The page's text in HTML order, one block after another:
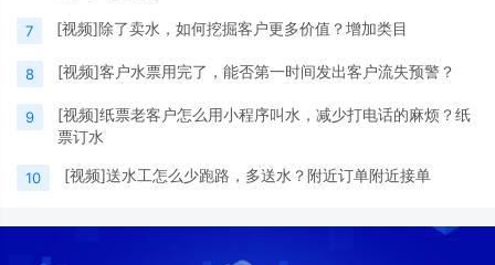
7 [视频]除了卖水，如何挖掘客户更多价值？增加类目
8 [视频]客户水票用完了，能否第一时间发出客户流失预警？
9
[视频]纸票老客户怎么用小程序叫水，减少打电话的麻烦？纸
票订水
10 [视频]送水工怎么少跑路，多送水？附近订单附近接单